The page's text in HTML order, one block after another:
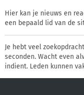
Hier kan je nieuws en
een bepaald lid van de
Je hebt veel
seconden. Wacht even
indient. Leden kunnen